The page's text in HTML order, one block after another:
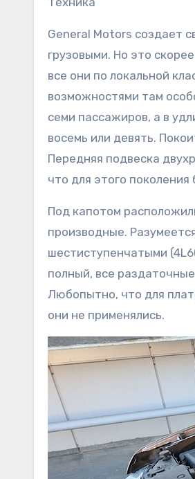
General Motors создает
грузовыми. Но это
все они по локальной
возможностями там
семи пассажиров, а в
восемь или девять.
Передняя подвеска
что для этого
Под капотом
производные.
шестиступенчатыми
полный, все
Любопытно, что для
они не применялись.